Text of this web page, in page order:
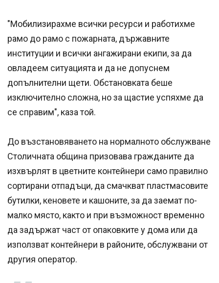
"Мобилизирахме всички ресурси и работихме
рамо до рамо с пожарната, държавните
институции и всички ангажирани екипи, за да
овладеем ситуацията и да не допуснем
допълнителни щети. Обстановката беше
изключително сложна, но за щастие успяхме да
се справим", каза той.
До възстановяването на нормалното обслужване
Столичната община призовава гражданите да
изхвърлят в цветните контейнери само правилно
сортирани отпадъци, да смачкват пластмасовите
бутилки, кеновете и кашоните, за да заемат по-
малко място, както и при възможност временно
да задържат част от опаковките у дома или да
използват контейнери в районите, обслужвани от
другия оператор.